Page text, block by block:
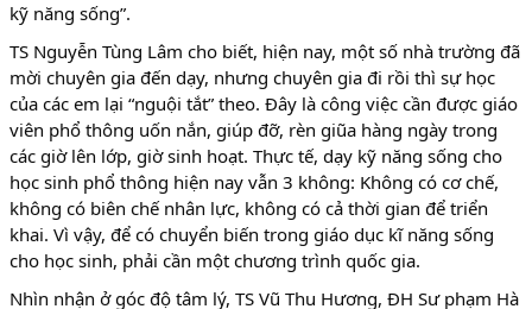
kỹ năng sống”.
TS Nguyễn Tùng Lâm cho biết, hiện nay, một số nhà trường đã
mời chuyên gia đến dạy, nhưng chuyên gia đi rồi thì sự học
của các em lại “nguội tắt” theo. Đây là công việc cần được giáo
viên phổ thông uốn nắn, giúp đỡ, rèn giũa hàng ngày trong
các giờ lên lớp, giờ sinh hoạt. Thực tế, dạy kỹ năng sống cho
học sinh phổ thông hiện nay vẫn 3 không: Không có cơ chế,
không có biên chế nhân lực, không có cả thời gian để triển
khai. Vì vậy, để có chuyển biến trong giáo dục kĩ năng sống
cho học sinh, phải cần một chương trình quốc gia.
Nhìn nhận ở góc độ tâm lý, TS Vũ Thu Hương, ĐH Sư phạm Hà